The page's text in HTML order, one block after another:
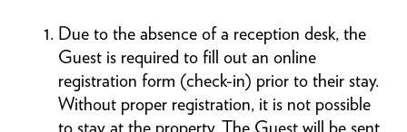
Due to the absence of a reception desk, the
Guest is required to fill out an online
registration form (check-in) prior to their stay.
Without proper registration, it is not possible